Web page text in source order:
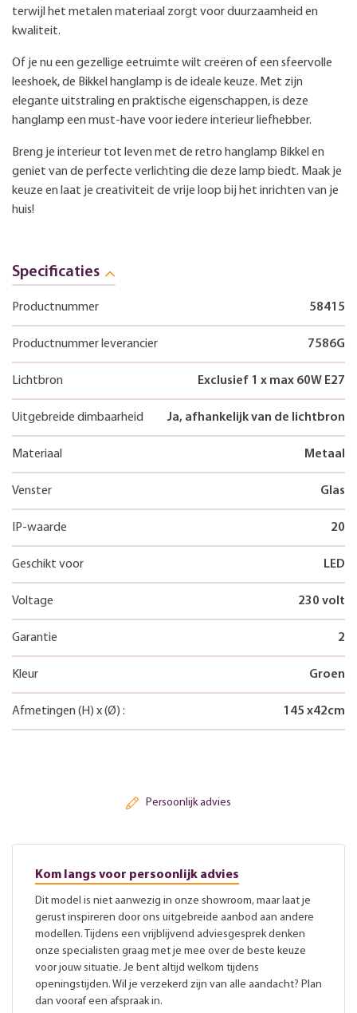
terwijl het metalen materiaal zorgt voor duurzaamheid en
kwaliteit.
Of je nu een gezellige eetruimte wilt creëren of een sfeervolle
leeshoek, de Bikkel hanglamp is de ideale keuze. Met zijn
elegante uitstraling en praktische eigenschappen, is deze
hanglamp een must-have voor iedere interieur liefhebber.
Breng je interieur tot leven met de retro hanglamp Bikkel en
geniet van de perfecte verlichting die deze lamp biedt. Maak je
keuze en laat je creativiteit de vrije loop bij het inrichten van je
huis!
Specificaties
Productnummer 58415
Productnummer leverancier 7586G
Lichtbron Exclusief 1 x max 60W E27
Uitgebreide dimbaarheid Ja, afhankelijk van de lichtbron
Materiaal Metaal
Venster Glas
IP-waarde 20
Geschikt voor LED
Voltage 230 volt
Garantie 2
Kleur Groen
Afmetingen (H) x(Ø) : 145 x42cm
Persoonlijk advies
Kom langs voor persoonlijk advies
Dit model is niet aanwezig in onze showroom, maar laat je
gerust inspireren door ons uitgebreide aanbod aan andere
modellen. Tijdens een vrijblijvend adviesgesprek denken
onze specialisten graag met je mee over de beste keuze
voor jouw situatie. Je bent altijd welkom tijdens
openingstijden. Wil je verzekerd zijn van alle aandacht? Plan
dan vooraf een afspraak in.